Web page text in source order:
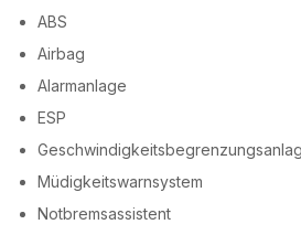
ABS
Airbag
Alarmanlage
ESP
Müdigkeitswarnsystem
Notbremsassistent